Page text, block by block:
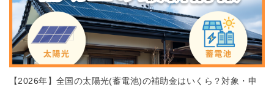
【2026年】全国の太陽光(蓄電池)の補助金はいくら？対象・申